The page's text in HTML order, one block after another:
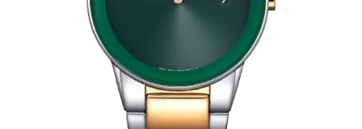
Каталог
Мужские часы